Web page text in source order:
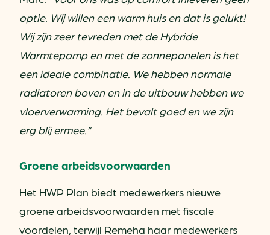
optie. Wij willen een warm huis en dat is gelukt!
Wij zijn zeer tevreden met de Hybride
Warmtepomp en met de zonnepanelen is het
een ideale combinatie. We hebben normale
radiatoren boven en in de uitbouw hebben we
vloerverwarming. Het bevalt goed en we zijn
erg blij ermee.”
Groene arbeidsvoorwaarden
Het HWP Plan biedt medewerkers nieuwe
groene arbeidsvoorwaarden met fiscale
voordelen, terwijl Remeha haar medewerkers